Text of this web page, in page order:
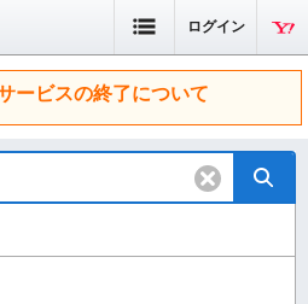
ログイン
ービスの終了について